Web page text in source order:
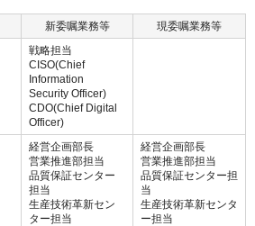
新委嘱業務等
現委嘱業務等
戦略担当
CISO(Chief
Information
Security Officer)
CDO(Chief Digital
Officer)
経営企画部長
営業推進部担当
品質保証センター
担当
生産技術革新セン
ター担当
経営企画部長
営業推進部担当
品質保証センター担
当
生産技術革新センタ
ー担当